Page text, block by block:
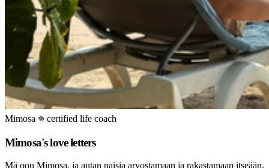
Mimosa 𖦹 certified life coach
Mimosa's love letters
Mä oon Mimosa, ja autan naisia arvostamaan ja rakastamaan itseään,